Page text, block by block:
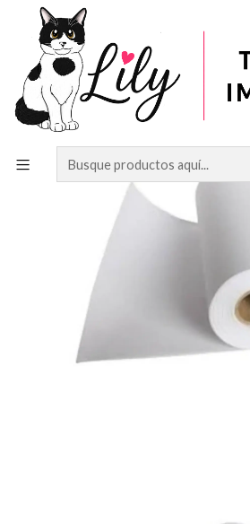
Inicio
SUBLIMACIÓN
ROLLO PAPEL SUBLIMACION 100
X100MTS) SECADO RAPIDO